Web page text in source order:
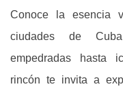
Conoce la esencia
ciudades de
empedradas hasta
rincón te invita a